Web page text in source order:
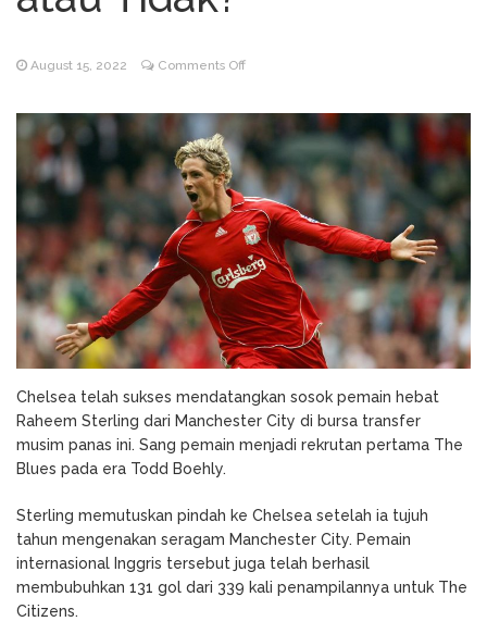
slots και οι δυνατότητες που αξίζει να
August 6, 2026
Auszahlungsleitfaden: Schritt-für-Schritt-
Anleitung zum Auszahlen
August 15, 2022 Comments Offon
Pemain
Termahal
Chelsea,
Berikan
Kesuksesan
atau
Tidak?
Chelsea telah sukses mendatangkan sosok pemain hebat
Raheem Sterling dari Manchester City di bursa transfer
musim panas ini. Sang pemain menjadi rekrutan pertama The
Blues pada era Todd Boehly.
Sterling memutuskan pindah ke Chelsea setelah ia tujuh
tahun mengenakan seragam Manchester City. Pemain
internasional Inggris tersebut juga telah berhasil
membubuhkan 131 gol dari 339 kali penampilannya untuk The
Citizens.